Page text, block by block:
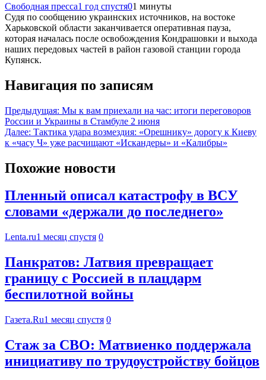
Свободная пресса1 год спустя01 минуты
Судя по сообщению украинских источников, на востоке
Харьковской области заканчивается оперативная пауза,
которая началась после освобождения Кондрашовки и выхода
наших передовых частей в район газовой станции города
Купянск.
Навигация по записям
Предыдущая: Мы к вам приехали на час: итоги переговоров
России и Украины в Стамбуле 2 июня
Далее: Тактика удара возмездия: «Орешнику» дорогу к Киеву
к «часу Ч» уже расчищают «Искандеры» и «Калибры»
Похожие новости
Пленный описал катастрофу в ВСУ
словами «держали до последнего»
Lenta.ru1 месяц спустя 0
Панкратов: Латвия превращает
границу с Россией в плацдарм
беспилотной войны
Газета.Ru1 месяц спустя 0
Стаж за СВО: Матвиенко поддержала
инициативу по трудоустройству бойцов